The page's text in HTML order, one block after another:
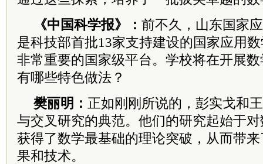
《中国科学报》： 前不久，山东国家
是科技部首批13家支持建设的国家应用
非常重要的国家级平台。学校将在开展
有哪些特色做法？
樊丽明： 正如刚刚所说的，彭实戈和
与交叉研究的典范。他们的研究起始于
获得了数学最基础的理论突破，从而带
果和技术。